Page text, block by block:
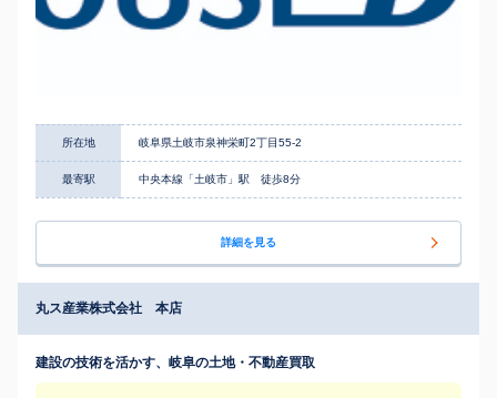
所在地 岐阜県土岐市泉神栄町2丁目55-2
最寄駅 中央本線「土岐市」駅 徒歩8分
詳細を見る
丸ス産業株式会社 本店
建設の技術を活かす、岐阜の土地・不動産買取